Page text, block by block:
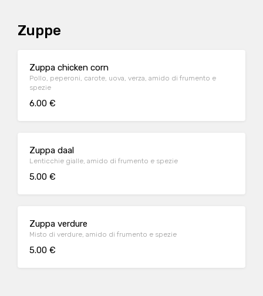
Zuppe
Zuppa chicken corn
Pollo, peperoni, carote, uova, verza, amido di frumento e
spezie
6.00 €
Zuppa daal
Lenticchie gialle, amido di frumento e spezie
5.00 €
Zuppa verdure
Misto di verdure, amido di frumento e spezie
5.00 €